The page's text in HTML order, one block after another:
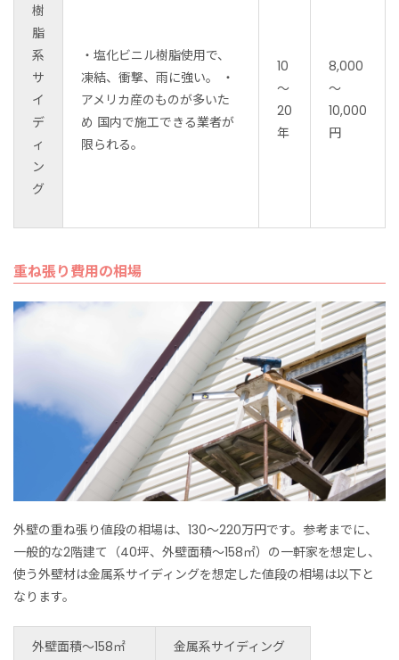
樹
脂
系
サ
イ
デ
ィ
ン
グ
・塩化ビニル樹脂使用で、
凍結、衝撃、雨に強い。 ・
アメリカ産のものが多いた
め 国内で施工できる業者が
限られる。
10
～
20
年
8,000
～
10,000
円
重ね張り費用の相場
外壁の重ね張り値段の相場は、130～220万円です。参考までに、
一般的な2階建て（40坪、外壁面積～158㎡）の一軒家を想定し、
使う外壁材は金属系サイディングを想定した値段の相場は以下と
なります。
外壁面積～158㎡ 金属系サイディング